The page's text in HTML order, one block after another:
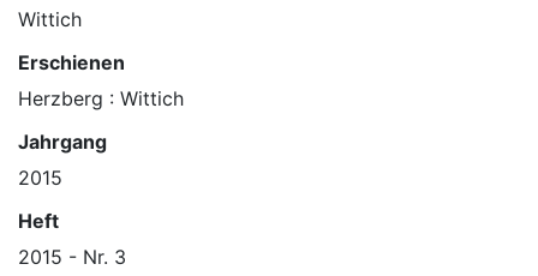
Wittich
Erschienen
Herzberg : Wittich
Jahrgang
2015
Heft
2015 - Nr. 3